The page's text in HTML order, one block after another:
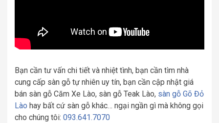
Bạn cần tư vấn chi tiết và nhiệt tình, bạn cần tìm nhà
cung cấp sàn gỗ tự nhiên uy tín, bạn cần cập nhật giá
bán sàn gỗ Căm Xe Lào, sàn gỗ Teak Lào, sàn gỗ Gõ Đỏ
Lào hay bất cứ sàn gỗ khác… ngại ngần gì mà không gọi
cho chúng tôi: 093.641.7070